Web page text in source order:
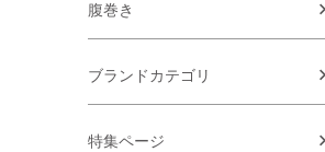
腹巻き
ブランドカテゴリ
特集ページ